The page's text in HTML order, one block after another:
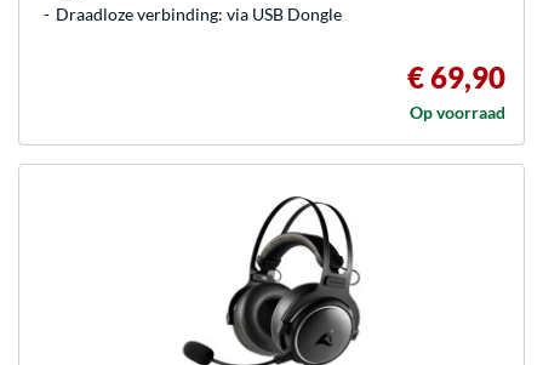
Draadloze verbinding: via USB Dongle
€ 69,90
Op voorraad